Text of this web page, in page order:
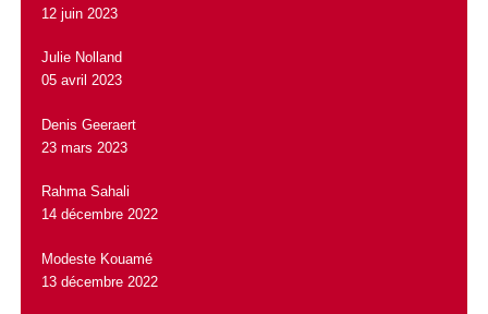
12 juin 2023
Julie Nolland
05 avril 2023
Denis Geeraert
23 mars 2023
Rahma Sahali
14 décembre 2022
Modeste Kouamé
13 décembre 2022